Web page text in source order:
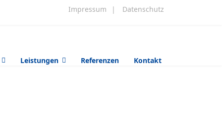
Impressum | Datenschutz
Leistungen Referenzen Kontakt